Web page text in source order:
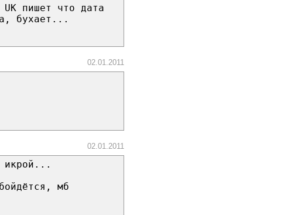
пишет что дата
бухает...
02.01.2011
02.01.2011
икрой...
мб